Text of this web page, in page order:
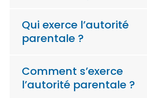
Qui exerce l’autorité
parentale ?
Comment s’exerce
l’autorité parentale ?